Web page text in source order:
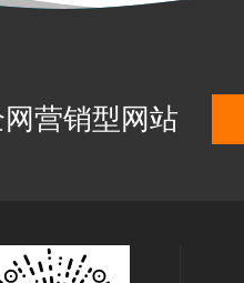
营销型网站